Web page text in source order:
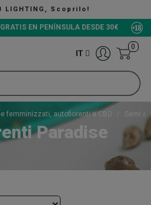
LIGHTING, Scoprilo!
EN PENÍNSULA DESDE 30€
IT
0
femminizzati, autofiorenti e CBD Semi
Paradise